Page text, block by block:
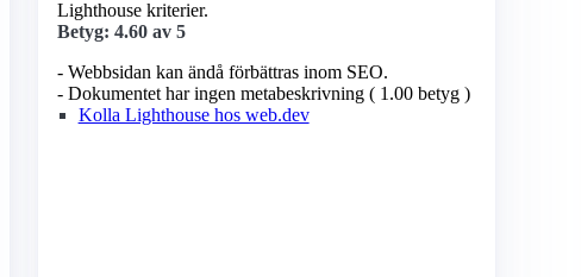
Lighthouse kriterier.
Betyg: 4.60 av 5
- Webbsidan kan ändå förbättras inom SEO.
- Dokumentet har ingen metabeskrivning ( 1.00 betyg )
Kolla Lighthouse hos web.dev